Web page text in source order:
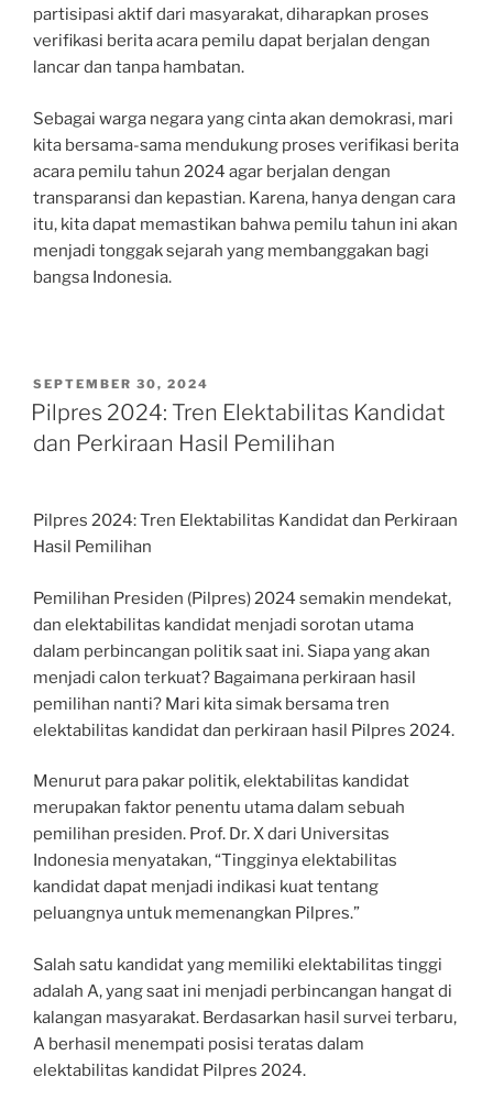
partisipasi aktif dari masyarakat, diharapkan proses
verifikasi berita acara pemilu dapat berjalan dengan
lancar dan tanpa hambatan.
Sebagai warga negara yang cinta akan demokrasi, mari
kita bersama-sama mendukung proses verifikasi berita
acara pemilu tahun 2024 agar berjalan dengan
transparansi dan kepastian. Karena, hanya dengan cara
itu, kita dapat memastikan bahwa pemilu tahun ini akan
menjadi tonggak sejarah yang membanggakan bagi
bangsa Indonesia.
POSTED
ON
SEPTEMBER 30, 2024
Pilpres 2024: Tren Elektabilitas Kandidat
dan Perkiraan Hasil Pemilihan
Pilpres 2024: Tren Elektabilitas Kandidat dan Perkiraan
Hasil Pemilihan
Pemilihan Presiden (Pilpres) 2024 semakin mendekat,
dan elektabilitas kandidat menjadi sorotan utama
dalam perbincangan politik saat ini. Siapa yang akan
menjadi calon terkuat? Bagaimana perkiraan hasil
pemilihan nanti? Mari kita simak bersama tren
elektabilitas kandidat dan perkiraan hasil Pilpres 2024.
Menurut para pakar politik, elektabilitas kandidat
merupakan faktor penentu utama dalam sebuah
pemilihan presiden. Prof. Dr. X dari Universitas
Indonesia menyatakan, “Tingginya elektabilitas
kandidat dapat menjadi indikasi kuat tentang
peluangnya untuk memenangkan Pilpres.”
Salah satu kandidat yang memiliki elektabilitas tinggi
adalah A, yang saat ini menjadi perbincangan hangat di
kalangan masyarakat. Berdasarkan hasil survei terbaru,
A berhasil menempati posisi teratas dalam
elektabilitas kandidat Pilpres 2024.